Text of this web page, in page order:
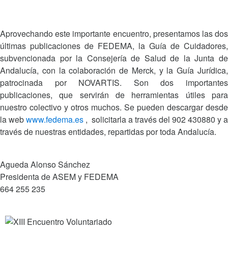
Aprovechando este importante encuentro, presentamos las dos
últimas publicaciones de FEDEMA, la Guía de Cuidadores,
subvencionada por la Consejería de Salud de la Junta de
Andalucía, con la colaboración de Merck, y la Guía Jurídica,
patrocinada por NOVARTIS. Son dos importantes
publicaciones, que servirán de herramientas útiles para
nuestro colectivo y otros muchos. Se pueden descargar desde
la webwww.fedema.es , solicitarla a través del 902 430880 y a
través de nuestras entidades, repartidas por toda Andalucía.
Agueda Alonso Sánchez
Presidenta de ASEM y FEDEMA
664 255 235